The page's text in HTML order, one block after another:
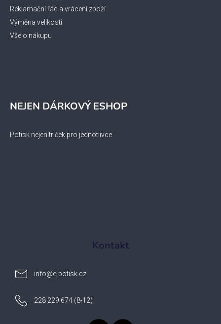
Reklamační řád a vrácení zboží
Výměna velikosti
Vše o nákupu
NEJEN DÁRKOVÝ ESHOP
Potisk nejen triček pro jednotlivce
Kontakt
info@e-potisk.cz
228 229 674 (8-12)